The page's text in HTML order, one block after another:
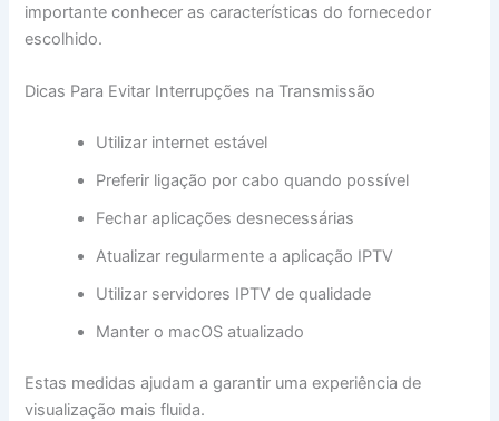
importante conhecer as características do fornecedor
escolhido.
Dicas Para Evitar Interrupções na Transmissão
Utilizar internet estável
Preferir ligação por cabo quando possível
Fechar aplicações desnecessárias
Atualizar regularmente a aplicação IPTV
Utilizar servidores IPTV de qualidade
Manter o macOS atualizado
Estas medidas ajudam a garantir uma experiência de
visualização mais fluida.